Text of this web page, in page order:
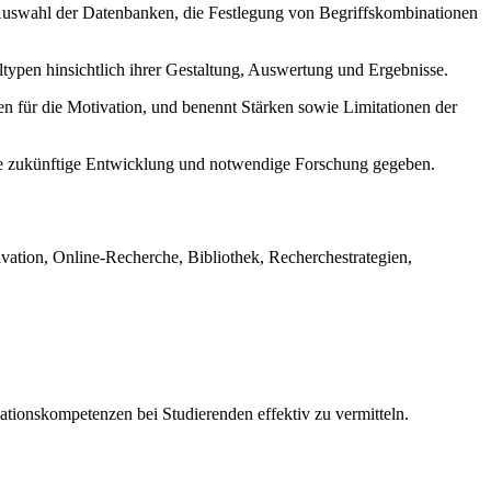
der Datenbanken, die Festlegung von Begriffskombinationen
hinsichtlich ihrer Gestaltung, Auswertung und Ergebnisse.
für die Motivation, und benennt Stärken sowie Limitationen der
Entwicklung und notwendige Forschung gegeben.
Online-Recherche, Bibliothek, Recherchestrategien,
bei Studierenden effektiv zu vermitteln.